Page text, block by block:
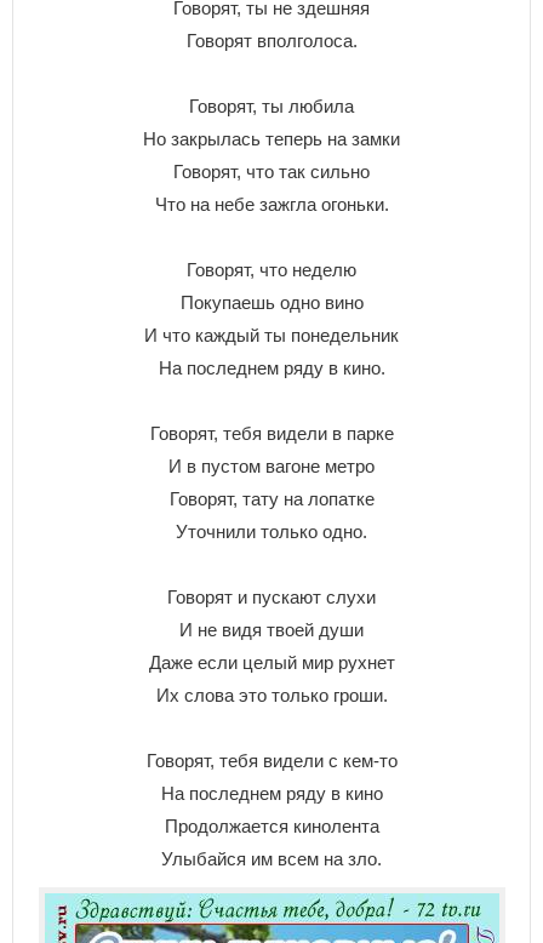
Говорят, ты не здешняя
Говорят вполголоса.
Говорят, ты любила
Но закрылась теперь на замки
Говорят, что так сильно
Что на небе зажгла огоньки.
Говорят, что неделю
Покупаешь одно вино
И что каждый ты понедельник
На последнем ряду в кино.
Говорят, тебя видели в парке
И в пустом вагоне метро
Говорят, тату на лопатке
Уточнили только одно.
Говорят и пускают слухи
И не видя твоей души
Даже если целый мир рухнет
Их слова это только гроши.
Говорят, тебя видели с кем-то
На последнем ряду в кино
Продолжается кинолента
Улыбайся им всем на зло.